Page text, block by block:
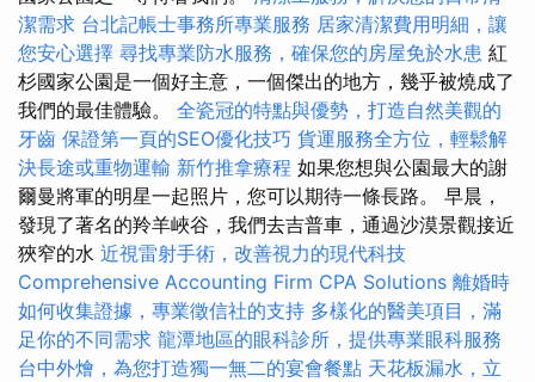
潔需求 台北記帳士事務所專業服務 居家清潔費用明細，讓
您安心選擇 尋找專業防水服務，確保您的房屋免於水患 紅
杉國家公園是一個好主意，一個傑出的地方，幾乎被燒成了
我們的最佳體驗。 全瓷冠的特點與優勢，打造自然美觀的
牙齒 保證第一頁的SEO優化技巧 貨運服務全方位，輕鬆解
決長途或重物運輸 新竹推拿療程 如果您想與公園最大的謝
爾曼將軍的明星一起照片，您可以期待一條長路。 早晨，
發現了著名的羚羊峽谷，我們去吉普車，通過沙漠景觀接近
狹窄的水 近視雷射手術，改善視力的現代科技
Comprehensive Accounting Firm CPA Solutions 離婚時
如何收集證據，專業徵信社的支持 多樣化的醫美項目，滿
足你的不同需求 龍潭地區的眼科診所，提供專業眼科服務
台中外燴，為您打造獨一無二的宴會餐點 天花板漏水，立